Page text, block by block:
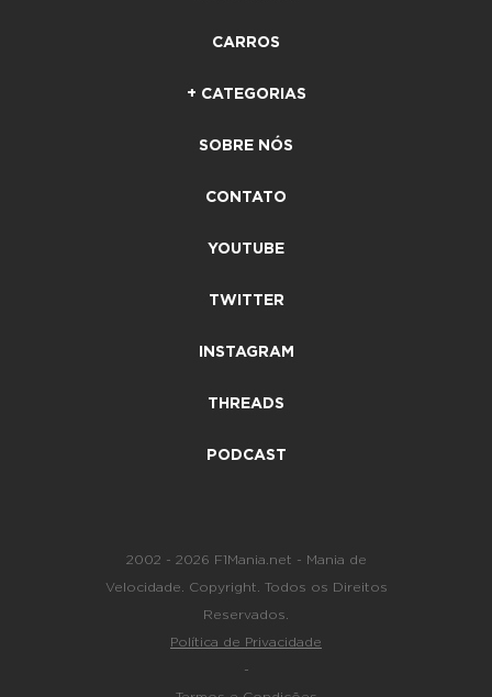
CARROS
+ CATEGORIAS
SOBRE NÓS
CONTATO
YOUTUBE
TWITTER
INSTAGRAM
THREADS
PODCAST
2002 - 2026 F1Mania.net - Mania de
Velocidade. Copyright. Todos os Direitos
Reservados.
Política de Privacidade
-